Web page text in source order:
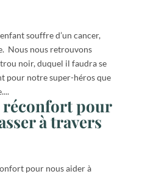
souffre d’un cancer,
Nous nous retrouvons
noir, duquel il faudra se
pour notre super-héros que
réconfort pour
à travers
pour nous aider à